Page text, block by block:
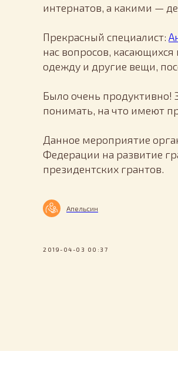
интернатов, а какими —
Прекрасный специалист:
нас вопросов,
одежду и другие вещи,
Было очень продуктивно!
понимать, на что имеют
Данное мероприятие
Федерации на развитие
президентских грантов.
Апельсин
2019-04-03 00:37